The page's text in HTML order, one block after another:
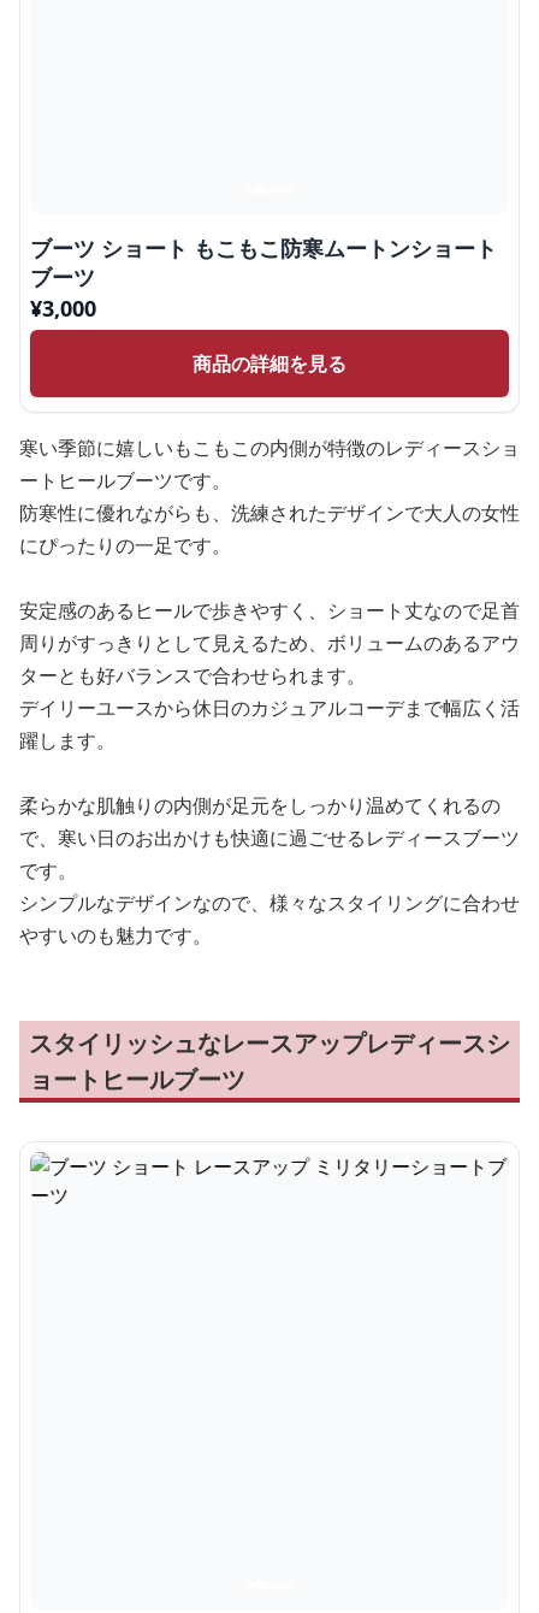
ブーツ ショート もこもこ防寒ムートンショート
ブーツ
¥3,000
商品の詳細を見る
寒い季節に嬉しいもこもこの内側が特徴のレディースショ
ートヒールブーツです。
防寒性に優れながらも、洗練されたデザインで大人の女性
にぴったりの一足です。
安定感のあるヒールで歩きやすく、ショート丈なので足首
周りがすっきりとして見えるため、ボリュームのあるアウ
ターとも好バランスで合わせられます。
デイリーユースから休日のカジュアルコーデまで幅広く活
躍します。
柔らかな肌触りの内側が足元をしっかり温めてくれるの
で、寒い日のお出かけも快適に過ごせるレディースブーツ
です。
シンプルなデザインなので、様々なスタイリングに合わせ
やすいのも魅力です。
スタイリッシュなレースアップレディースシ
ョートヒールブーツ